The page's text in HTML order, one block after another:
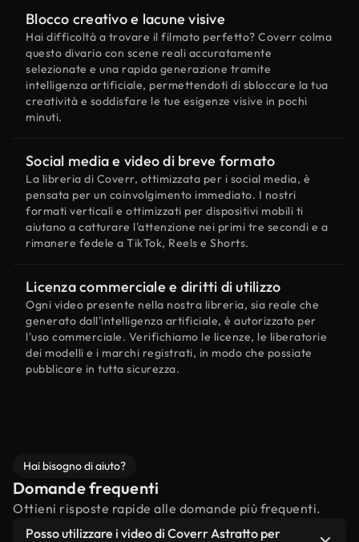
Blocco creativo e lacune visive
Hai difficoltà a trovare il filmato perfetto? Coverr colma
questo divario con scene reali accuratamente
selezionate e una rapida generazione tramite
intelligenza artificiale, permettendoti di sbloccare la tua
creatività e soddisfare le tue esigenze visive in pochi
minuti.
Social media e video di breve formato
La libreria di Coverr, ottimizzata per i social media, è
pensata per un coinvolgimento immediato. I nostri
formati verticali e ottimizzati per dispositivi mobili ti
aiutano a catturare l'attenzione nei primi tre secondi e a
rimanere fedele a TikTok, Reels e Shorts.
Licenza commerciale e diritti di utilizzo
Ogni video presente nella nostra libreria, sia reale che
generato dall'intelligenza artificiale, è autorizzato per
l'uso commerciale. Verifichiamo le licenze, le liberatorie
dei modelli e i marchi registrati, in modo che possiate
pubblicare in tutta sicurezza.
Hai bisogno di aiuto?
Domande frequenti
Ottieni risposte rapide alle domande più frequenti.
Posso utilizzare i video di Coverr Astratto per